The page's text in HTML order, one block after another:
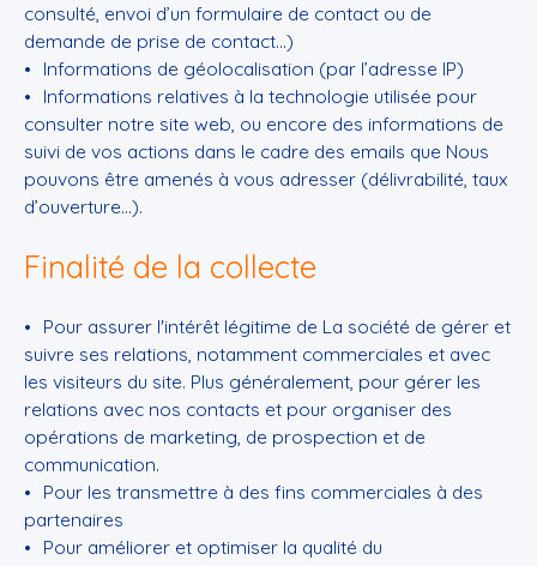
consulté, envoi d’un formulaire de contact ou de
demande de prise de contact…)
Informations de géolocalisation (par l’adresse IP)
Informations relatives à la technologie utilisée pour
consulter notre site web, ou encore des informations de
suivi de vos actions dans le cadre des emails que Nous
pouvons être amenés à vous adresser (délivrabilité, taux
d’ouverture…).
Finalité de la collecte
Pour assurer l'intérêt légitime de La société de gérer et
suivre ses relations, notamment commerciales et avec
les visiteurs du site. Plus généralement, pour gérer les
relations avec nos contacts et pour organiser des
opérations de marketing, de prospection et de
communication.
Pour les transmettre à des fins commerciales à des
partenaires
Pour améliorer et optimiser la qualité du